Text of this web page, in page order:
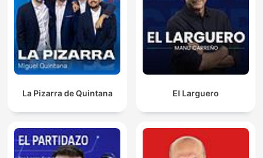
La Pizarra de Quintana El Larguero